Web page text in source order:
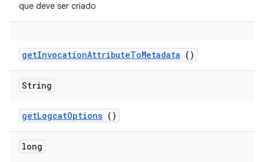
que deve ser criado
getInvocationAttributeToMetadata ()
String
getLogcatOptions ()
long